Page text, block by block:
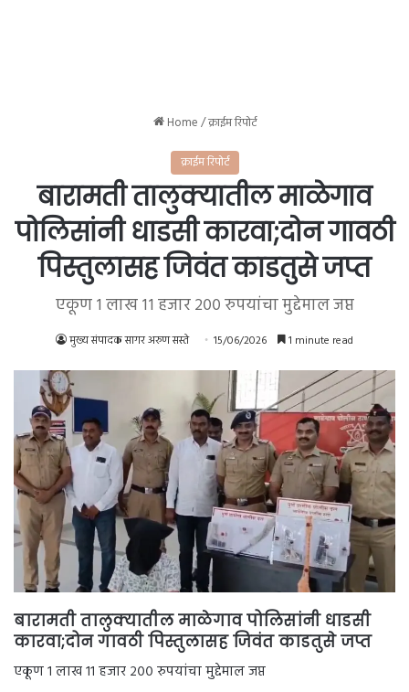
Home/क्राईम रिपोर्ट
क्राईम रिपोर्ट
बारामती तालुक्यातील माळेगाव
पोलिसांनी धाडसी कारवा;दोन गावठी
पिस्तुलासह जिवंत काडतुसे जप्त
एकूण १ लाख ११ हजार २०० रुपयांचा मुद्देमाल जप्त
मुख्य संपादक सागर अरुण सस्ते 15/06/2026 1 minute read
बारामती तालुक्यातील माळेगाव पोलिसांनी धाडसी
कारवा;दोन गावठी पिस्तुलासह जिवंत काडतुसे जप्त
एकूण १ लाख ११ हजार २०० रुपयांचा मुद्देमाल जप्त